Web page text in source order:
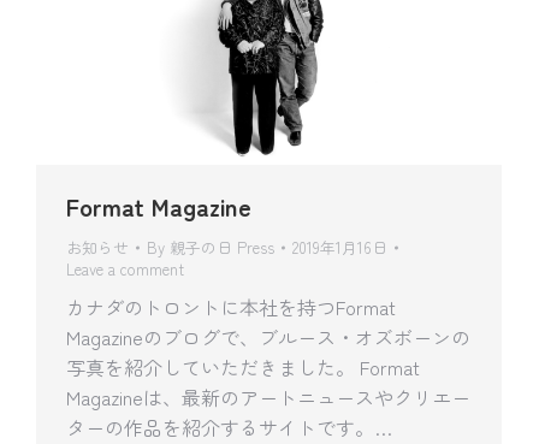
Format Magazine
お知らせ By 親子の日 Press
2019年1月16日
Leave a comment
カナダのトロントに本社を持つFormat
Magazineのブログで、ブルース・オズボーンの
写真を紹介していただきました。 Format
Magazineは、最新のアートニュースやクリエー
ターの作品を紹介するサイトです。…